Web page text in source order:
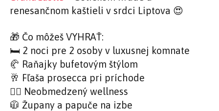
renesančnom kaštieli v srdci Liptova 😍
🎁 Čo môžeš VYHRAŤ:
🛏️ 2 noci pre 2 osoby v luxusnej komnate
🥐 Raňajky bufetovým štýlom
🥂 Fľaša prosecca pri príchode
🧖‍♀️ Neobmedzený wellness
🧥 Župany a papuče na izbe